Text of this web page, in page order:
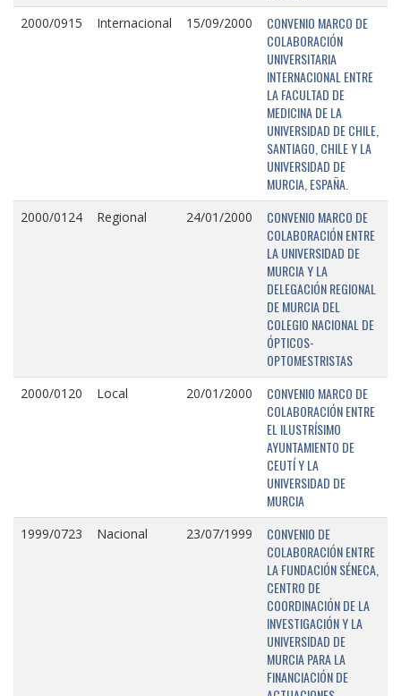
2000/0915 Internacional 15/09/2000
CONVENIO MARCO DE
COLABORACIÓN
UNIVERSITARIA
INTERNACIONAL ENTRE
LA FACULTAD DE
MEDICINA DE LA
UNIVERSIDAD DE CHILE,
SANTIAGO, CHILE Y LA
UNIVERSIDAD DE
MURCIA, ESPAÑA.
2000/0124 Regional 24/01/2000
CONVENIO MARCO DE
COLABORACIÓN ENTRE
LA UNIVERSIDAD DE
MURCIA Y LA
DELEGACIÓN REGIONAL
DE MURCIA DEL
COLEGIO NACIONAL DE
ÓPTICOS-
OPTOMESTRISTAS
2000/0120 Local 20/01/2000
CONVENIO MARCO DE
COLABORACIÓN ENTRE
EL ILUSTRÍSIMO
AYUNTAMIENTO DE
CEUTÍ Y LA
UNIVERSIDAD DE
MURCIA
1999/0723 Nacional 23/07/1999
CONVENIO DE
COLABORACIÓN ENTRE
LA FUNDACIÓN SÉNECA,
CENTRO DE
COORDINACIÓN DE LA
INVESTIGACIÓN Y LA
UNIVERSIDAD DE
MURCIA PARA LA
FINANCIACIÓN DE